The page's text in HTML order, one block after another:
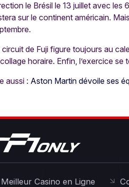
le Brésil le 13 juillet avec
sur le continent américain.
circuit de Fuji figure toujours au
horaire. Enfin, l’exercice
aussi : Aston Martin dévoile ses
Meilleur Casino en Ligne